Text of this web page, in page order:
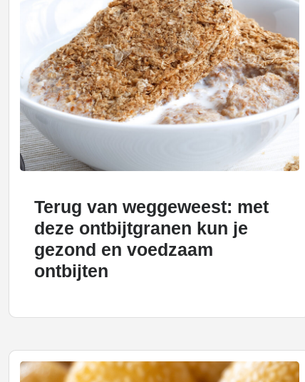
Terug van weggeweest: met
deze ontbijtgranen kun je
gezond en voedzaam
ontbijten